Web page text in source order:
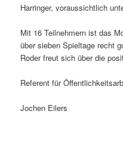
Harringer, voraussichtlich
Mit 16 Teilnehmern ist das
über sieben Spieltage recht
Roder freut sich über die
Referent für
Jochen Eilers